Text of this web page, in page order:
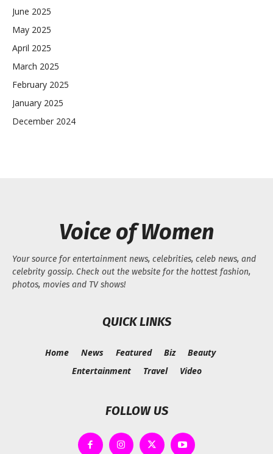
June 2025
May 2025
April 2025
March 2025
February 2025
January 2025
December 2024
Voice of Women
Your source for entertainment news, celebrities, celeb news, and
celebrity gossip. Check out the website for the hottest fashion,
photos, movies and TV shows!
QUICK LINKS
Home News Featured Biz
Beauty
Entertainment
Travel Video
FOLLOW US